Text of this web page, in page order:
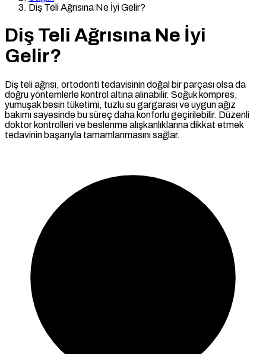
Diş Teli Ağrısına Ne İyi Gelir?
Diş Teli Ağrısına Ne İyi
Gelir?
Diş teli ağrısı, ortodonti tedavisinin doğal bir parçası olsa da
doğru yöntemlerle kontrol altına alınabilir. Soğuk kompres,
yumuşak besin tüketimi, tuzlu su gargarası ve uygun ağız
bakımı sayesinde bu süreç daha konforlu geçirilebilir. Düzenli
doktor kontrolleri ve beslenme alışkanlıklarına dikkat etmek
tedavinin başarıyla tamamlanmasını sağlar.